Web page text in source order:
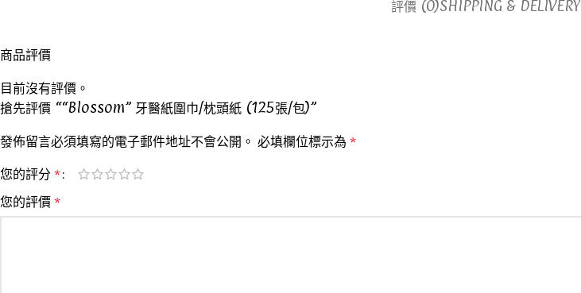
評價 (0)SHIPPING & DELIVERY
商品評價
目前沒有評價。
搶先評價 ““Blossom” 牙醫紙圍巾/枕頭紙 (125張/包)”
發佈留言必須填寫的電子郵件地址不會公開。 必填欄位標示為 *
您的評分 *
您的評價 *